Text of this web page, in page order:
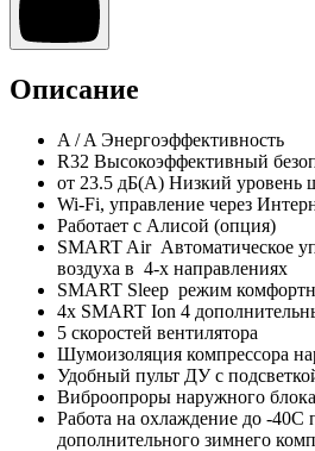
Описание
A / A Энергоэффективность
R32 Высокоэффективный
от 23.5 дБ(А) Низкий уровень
Wi-Fi, управление через
Работает с Алисой (опция)
SMART Air Автоматическое
воздуха в 4-х направлениях
SMART Sleep режим
4х SMART Ion 4
5 скоростей вентилятора
Шумоизоляция компрессора
Удобный пульт ДУ с
Виброопроры наружного
Работа на охлаждение до -40С
дополнительного зимнего